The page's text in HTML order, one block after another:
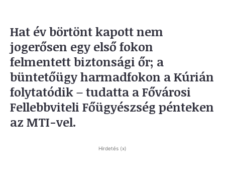
Hat év börtönt kapott nem
jogerősen egy első fokon
felmentett biztonsági őr; a
büntetőügy harmadfokon a Kúrián
folytatódik – tudatta a Fővárosi
Fellebbviteli Főügyészség pénteken
az MTI-vel.
Hirdetés (x)